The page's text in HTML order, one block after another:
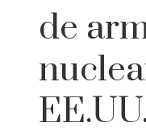
de